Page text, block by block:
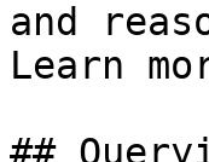
and
Learn
##